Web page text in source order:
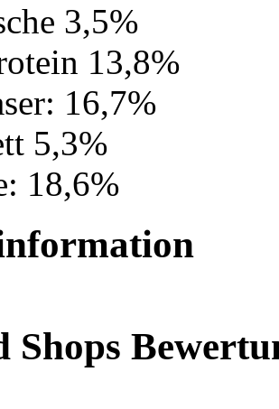
3,5%
13,8%
16,7%
5,3%
18,6%
Shops